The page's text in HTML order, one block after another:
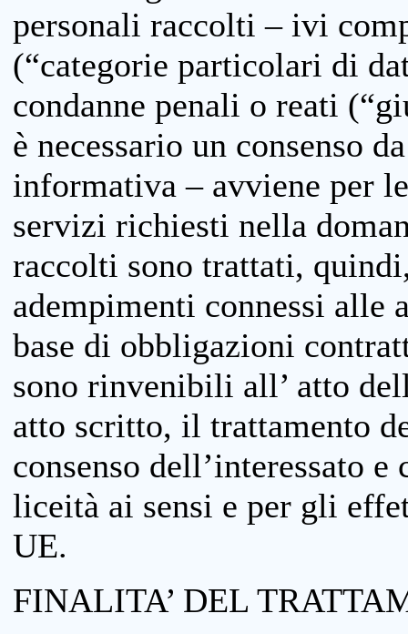
personali raccolti – ivi
(“categorie particolari di
condanne penali o reati
è necessario un consenso
informativa – avviene per
servizi richiesti nella
raccolti sono trattati,
adempimenti connessi
base di obbligazioni
sono rinvenibili all’ atto
atto scritto, il trattamento
consenso dell’interessato
liceità ai sensi e per gli
UE.
FINALITA’ DEL